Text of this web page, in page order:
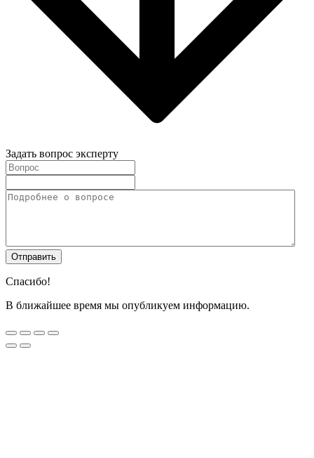
Задать вопрос эксперту
Спасибо!
В ближайшее время мы опубликуем информацию.